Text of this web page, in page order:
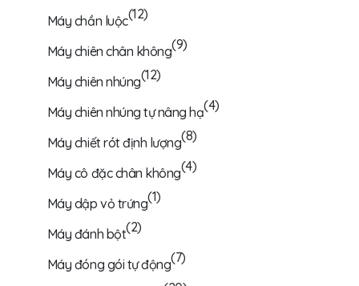
Máy chần luộc(12)
Máy chiên chân không(9)
Máy chiên nhúng(12)
Máy chiên nhúng tự nâng hạ(4)
Máy chiết rót định lượng(8)
Máy cô đặc chân không(4)
Máy dập vỏ trứng(1)
Máy đánh bột(2)
Máy đóng gói tự động(7)